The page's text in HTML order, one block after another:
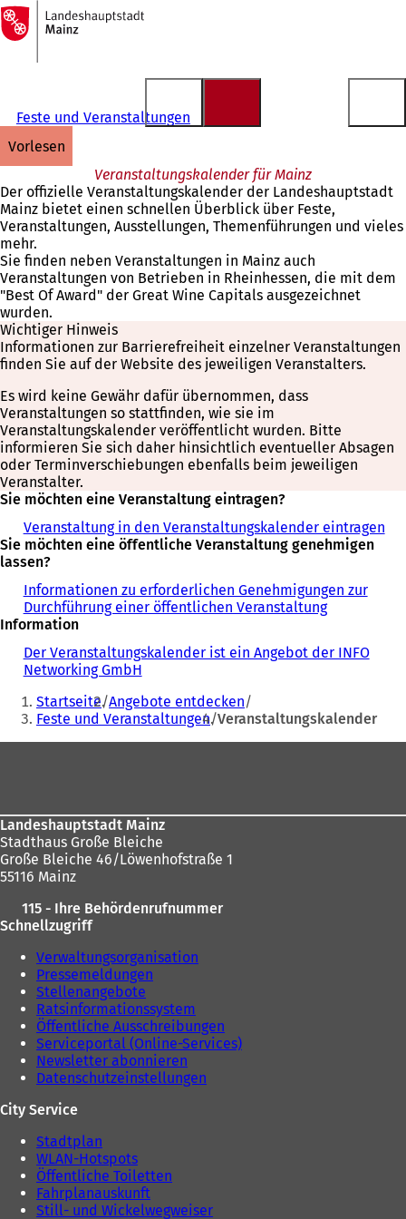
Inhalt anspringen
Zur
Startseite
Feste und Veranstaltungen
vorlesen
Veranstaltungskalender für Mainz
Der offizielle Veranstaltungskalender der Landeshauptstadt
Mainz bietet einen schnellen Überblick über Feste,
Veranstaltungen, Ausstellungen, Themenführungen und vieles
mehr.
Sie finden neben Veranstaltungen in Mainz auch
Veranstaltungen von Betrieben in Rheinhessen, die mit dem
"Best Of Award" der Great Wine Capitals ausgezeichnet
wurden.
Wichtiger Hinweis
Informationen zur Barrierefreiheit einzelner Veranstaltungen
finden Sie auf der Website des jeweiligen Veranstalters.
Es wird keine Gewähr dafür übernommen, dass
Veranstaltungen so stattfinden, wie sie im
Veranstaltungskalender veröffentlicht wurden. Bitte
informieren Sie sich daher hinsichtlich eventueller Absagen
oder Terminverschiebungen ebenfalls beim jeweiligen
Veranstalter.
Sie möchten eine Veranstaltung eintragen?
Veranstaltung in den Veranstaltungskalender eintragen
Sie möchten eine öffentliche Veranstaltung genehmigen
lassen?
Informationen zu erforderlichen Genehmigungen zur
Durchführung einer öffentlichen Veranstaltung
Information
Der Veranstaltungskalender ist ein Angebot der INFO
Networking GmbH
Sie
befinden
sich
Startseite Angebote entdecken
Feste und Veranstaltungen Veranstaltungskalender
Landeshauptstadt Mainz
Stadthaus Große Bleiche
Große Bleiche 46/Löwenhofstraße 1
55116 Mainz
115 - Ihre Behördenrufnummer
Schnellzugriff
Verwaltungsorganisation
Pressemeldungen
Stellenangebote
Ratsinformationssystem
Öffentliche Ausschreibungen
Serviceportal (Online-Services)
Newsletter abonnieren
Datenschutzeinstellungen
City Service
Stadtplan
WLAN-Hotspots
Öffentliche Toiletten
Fahrplanauskunft
Still- und Wickelwegweiser